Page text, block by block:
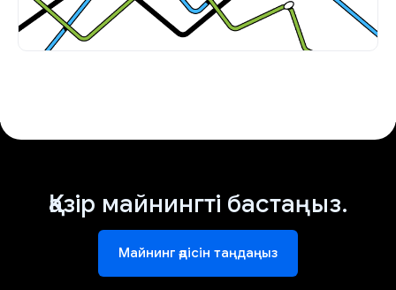
Қазір майнингті бастаңыз.
Майнинг әдісін таңдаңыз